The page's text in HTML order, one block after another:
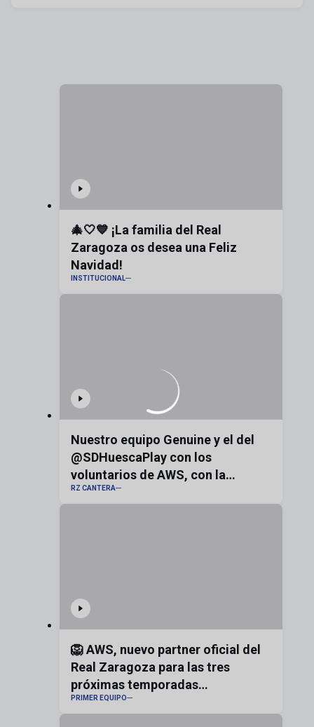
🎄🤍💙 ¡La familia del Real
Zaragoza os desea una Feliz
Navidad!
INSTITUCIONAL
Nuestro equipo Genuine y el del
@SDHuescaPlay con los
voluntarios de AWS, con la
bandera de Aragón
RZ CANTERA
🦁 AWS, nuevo partner oficial del
Real Zaragoza para las tres
próximas temporadas
#realzaragoza
PRIMER EQUIPO